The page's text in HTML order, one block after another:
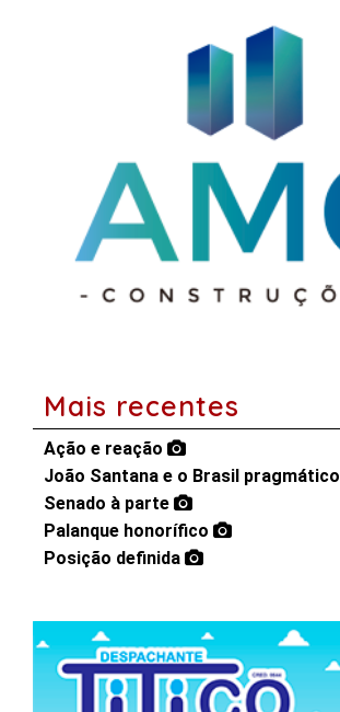
Mais recentes
Ação e reação
João Santana e o Brasil pragmático
Senado à parte
Palanque honorífico
Posição definida